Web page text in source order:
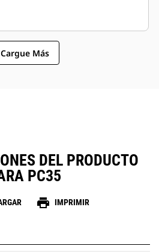
Cargue Más
DEL PRODUCTO
PC35
print IMPRIMIR